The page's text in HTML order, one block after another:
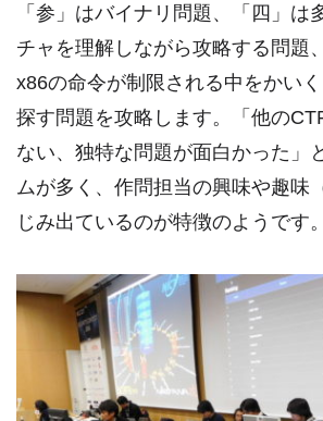
「参」はバイナリ問題、「四」は
チャを理解しながら攻略する問題
x86の命令が制限される中をかい
探す問題を攻略します。「他の
ない、独特な問題が面白かった」
ムが多く、作問担当の興味や趣味
じみ出ているのが特徴のようです。